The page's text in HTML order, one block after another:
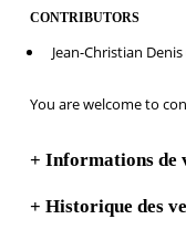
CONTRIBUTORS
Jean-Christian
You are welcome to
+ Informations de
+ Historique des